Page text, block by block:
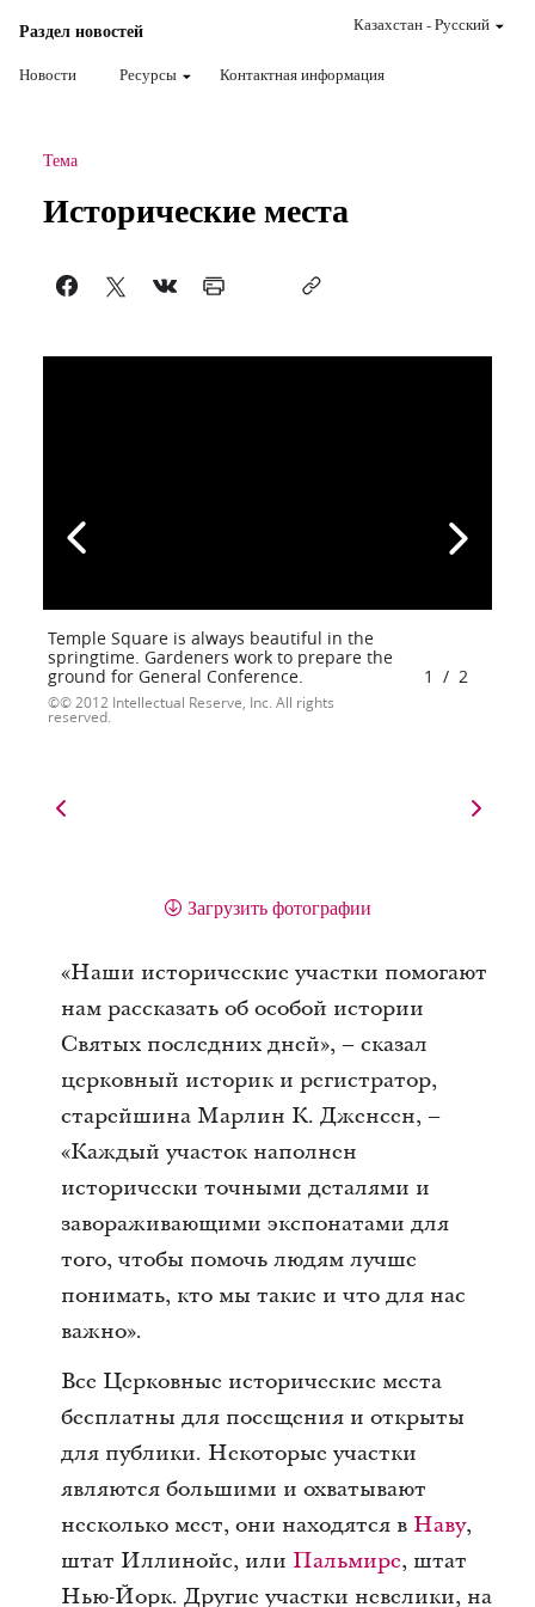
Раздел новостей
Новости Ресурсы Контактная информация
Казахстан-Pусский
Тема
Исторические места
Temple Square is always beautiful in the
springtime. Gardeners work to prepare the
ground for General Conference.
© 2012 Intellectual Reserve, Inc. All rights
reserved.
1 / 2
Загрузить фотографии
«Наши исторические участки помогают
нам рассказать об особой истории
Святых последних дней», – сказал
церковный историк и регистратор,
старейшина Марлин К. Дженсен, –
«Каждый участок наполнен
исторически точными деталями и
завораживающими экспонатами для
того, чтобы помочь людям лучше
понимать, кто мы такие и что для нас
важно».
Все Церковные исторические места
бесплатны для посещения и открыты
для публики. Некоторые участки
являются большими и охватывают
несколько мест, они находятся в Наву,
штат Иллинойс, или Пальмире, штат
Нью-Йорк. Другие участки невелики, на